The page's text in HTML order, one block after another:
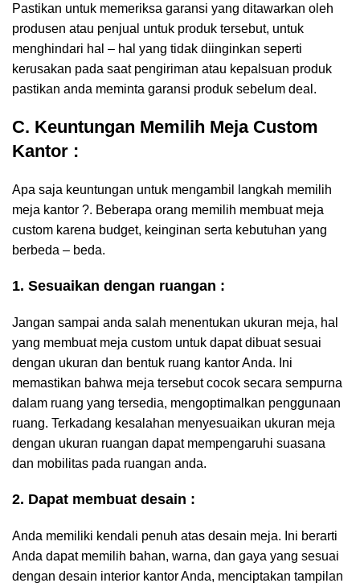
Pastikan untuk memeriksa garansi yang ditawarkan oleh
produsen atau penjual untuk produk tersebut, untuk
menghindari hal – hal yang tidak diinginkan seperti
kerusakan pada saat pengiriman atau kepalsuan produk
pastikan anda meminta garansi produk sebelum deal.
C. Keuntungan Memilih Meja Custom
Kantor :
Apa saja keuntungan untuk mengambil langkah memilih
meja kantor ?. Beberapa orang memilih membuat meja
custom karena budget, keinginan serta kebutuhan yang
berbeda – beda.
1. Sesuaikan dengan ruangan :
Jangan sampai anda salah menentukan ukuran meja, hal
yang membuat meja custom untuk dapat dibuat sesuai
dengan ukuran dan bentuk ruang kantor Anda. Ini
memastikan bahwa meja tersebut cocok secara sempurna
dalam ruang yang tersedia, mengoptimalkan penggunaan
ruang. Terkadang kesalahan menyesuaikan ukuran meja
dengan ukuran ruangan dapat mempengaruhi suasana
dan mobilitas pada ruangan anda.
2. Dapat membuat desain :
Anda memiliki kendali penuh atas desain meja. Ini berarti
Anda dapat memilih bahan, warna, dan gaya yang sesuai
dengan desain interior kantor Anda, menciptakan tampilan